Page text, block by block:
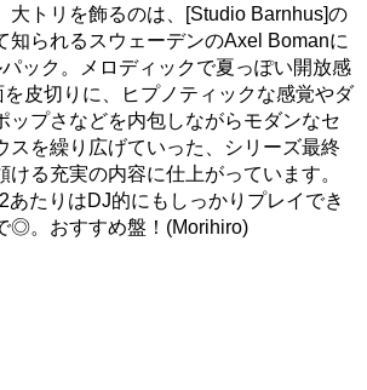
大トリを飾るのは、[Studio Barnhus]の
知られるスウェーデンのAxel Bomanに
ック。メロディックで夏っぽい開放感
皮切りに、ヒプノティックな感覚やダ
ップさなどを内包しながらモダンなセ
スを繰り広げていった、シリーズ最終
ける充実の内容に仕上がっています。
あたりはDJ的にもしっかりプレイでき
◎。おすすめ盤！(Morihiro)